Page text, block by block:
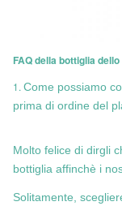
FAQ della bottiglia
1. Come possiamo
prima di ordine del
Molto felice di dirgli
bottiglia affinchè i
Solitamente,